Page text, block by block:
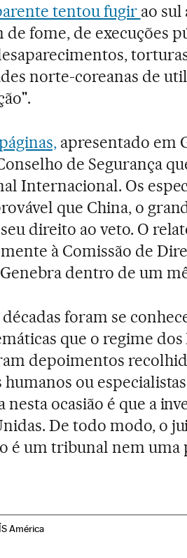
tentou fugir ao sul
fome, de execuções
norte-coreanas de
apresentado em
de Segurança
Internacional. Os
que China, o
direito ao veto. O
à Comissão de
dentro de um
foram se
que o regime
depoimentos
ou
ocasião é que a
De todo modo, o
é um tribunal nem
América